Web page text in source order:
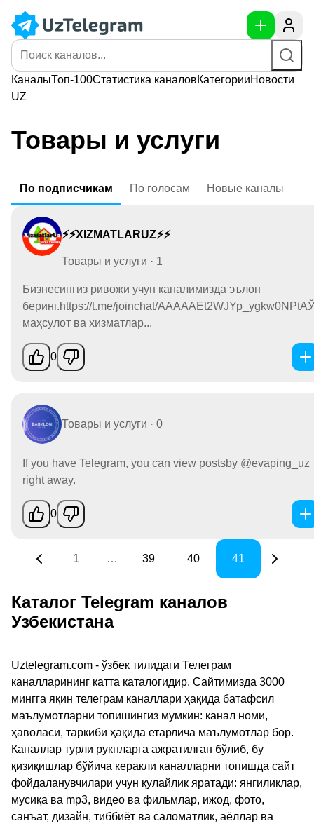
КаналыТоп-100Статистика каналовКатегорииНовости
UZ
Товары и услуги
По подписчикам По голосам Новые каналы
⚡️⚡️XIZMATLARUZ⚡️⚡️
Товары и услуги · 1
Бизнесингиз ривожи учун каналимизда эълон
беринг.https://t.me/joinchat/
маҳсулот ва хизматлар...
0
Товары и услуги · 0
If you have Telegram, you can view postsby @evaping_uz
right away.
0
1 … 39 40 41
Каталог Telegram каналов
Узбекистана
Uztelegram.com - ўзбек тилидаги Телеграм
каналларининг катта каталогидир. Сайтимизда 3000
мингга яқин телеграм каналлари ҳақида батафсил
маълумотларни топишингиз мумкин: канал номи,
ҳаволаси, таркиби ҳақида етарлича маълумотлар бор.
Каналлар турли рукнларга ажратилган бўлиб, бу
қизиқишлар бўйича керакли каналларни топишда сайт
фойдаланувчилари учун қулайлик яратади: янгиликлар,
мусиқа ва mp3, видео ва фильмлар, ижод, фото,
санъат, дизайн, тиббиёт ва саломатлик, аёллар ва